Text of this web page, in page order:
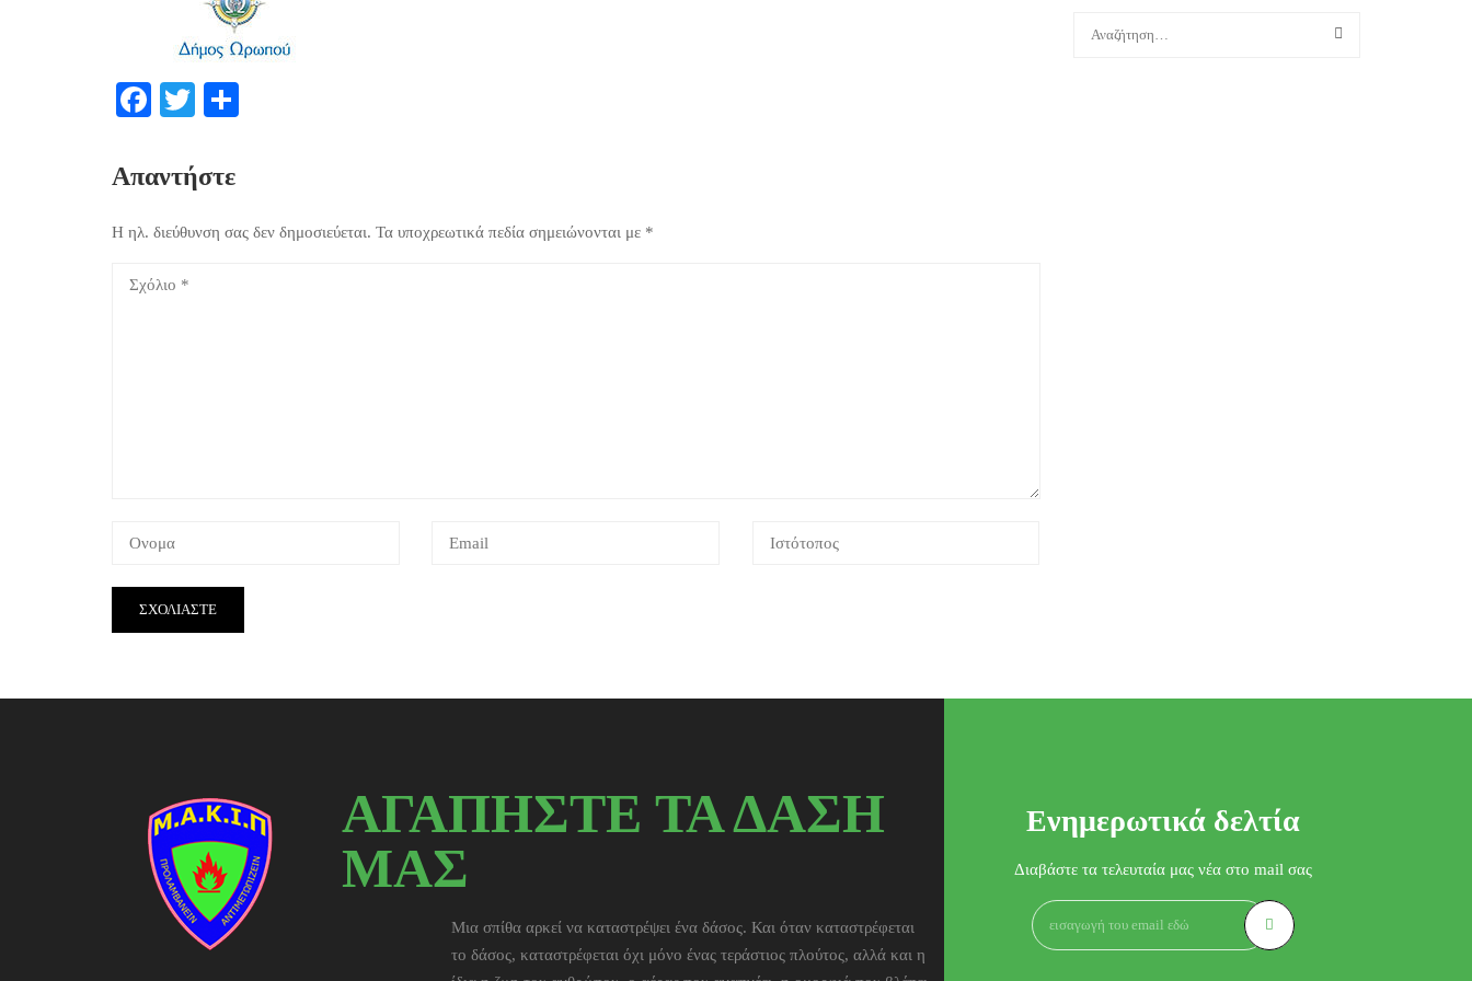
Facebook
Twitter
Απαντήστε
Η ηλ. διεύθυνση σας δεν δημοσιεύεται. Τα υποχρεωτικά πεδία σημειώνονται με *
ΑΓΑΠΗΣΤΕ ΤΑ ΔΑΣΗ
ΜΑΣ
Μια σπίθα αρκεί να καταστρέψει ένα δάσος. Και όταν καταστρέφεται
το δάσος, καταστρέφεται όχι μόνο ένας τεράστιος πλούτος, αλλά και η
Ενημερωτικά δελτία
Διαβάστε τα τελευταία μας νέα στο mail σας